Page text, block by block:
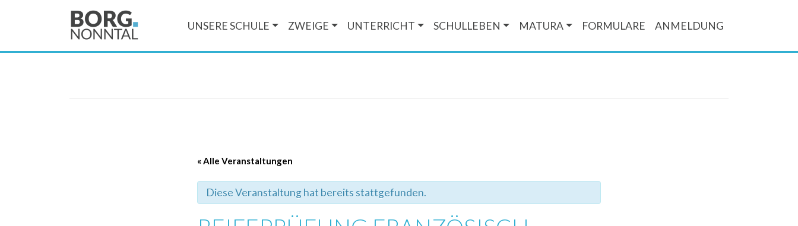
UNSERE SCHULE ZWEIGE UNTERRICHT SCHULLEBEN MATURA FORMULARE ANMELDUNG
« Alle Veranstaltungen
Diese Veranstaltung hat bereits stattgefunden.